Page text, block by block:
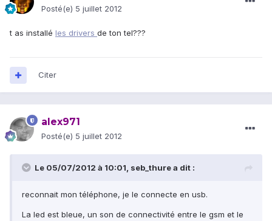
Posté(e) 5 juillet 2012
t as installé les drivers de ton tel???
Citer
alex971
Posté(e) 5 juillet 2012
Le 05/07/2012 à 10:01, seb_thure a dit :
reconnait mon téléphone, je le connecte en usb.
La led est bleue, un son de connectivité entre le gsm et le